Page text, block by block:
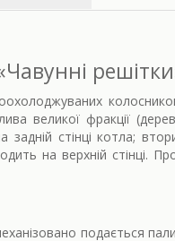
великої фракції
стінці котла;
на верхній стінці.
подається